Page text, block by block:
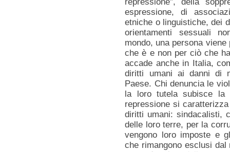
espressione, di
etniche o linguistiche, dei
orientamenti sessuali
mondo, una persona
che è e non per ciò che
accade anche in Italia,
diritti umani ai danni di
Paese. Chi denuncia le
la loro tutela subisce la
repressione si
diritti umani: sindacalisti,
delle loro terre, per la
vengono loro imposte e
che rimangono esclusi